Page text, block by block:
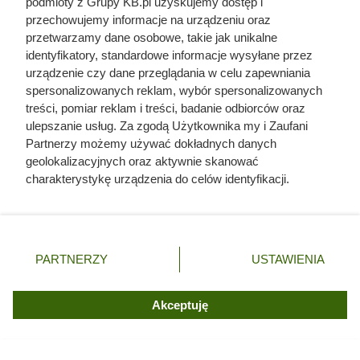
Historia polskiego władcy zaskakuje
Doprowadził do śmierci większej
przechowujemy informacje na urządzeniu oraz
przetwarzamy dane osobowe, takie jak unikalne
identyfikatory, standardowe informacje wysyłane przez
urządzenie czy dane przeglądania w celu zapewniania
spersonalizowanych reklam, wybór spersonalizowanych
treści, pomiar reklam i treści, badanie odbiorców oraz
ulepszanie usług. Za zgodą Użytkownika my i Zaufani
Partnerzy możemy używać dokładnych danych
geolokalizacyjnych oraz aktywnie skanować
charakterystykę urządzenia do celów identyfikacji.
zmienić/wycofać klikając przycisk ustawień prywatności
znajdujący się w lewym dolnym rogu strony. Niektóre
użytkownika, ale masz prawo sprzeciwić się takiemu
przetwarzaniu. Preferencje będą miały zastosowania tylko
PARTNERZY USTAWIENIA
Akceptuję